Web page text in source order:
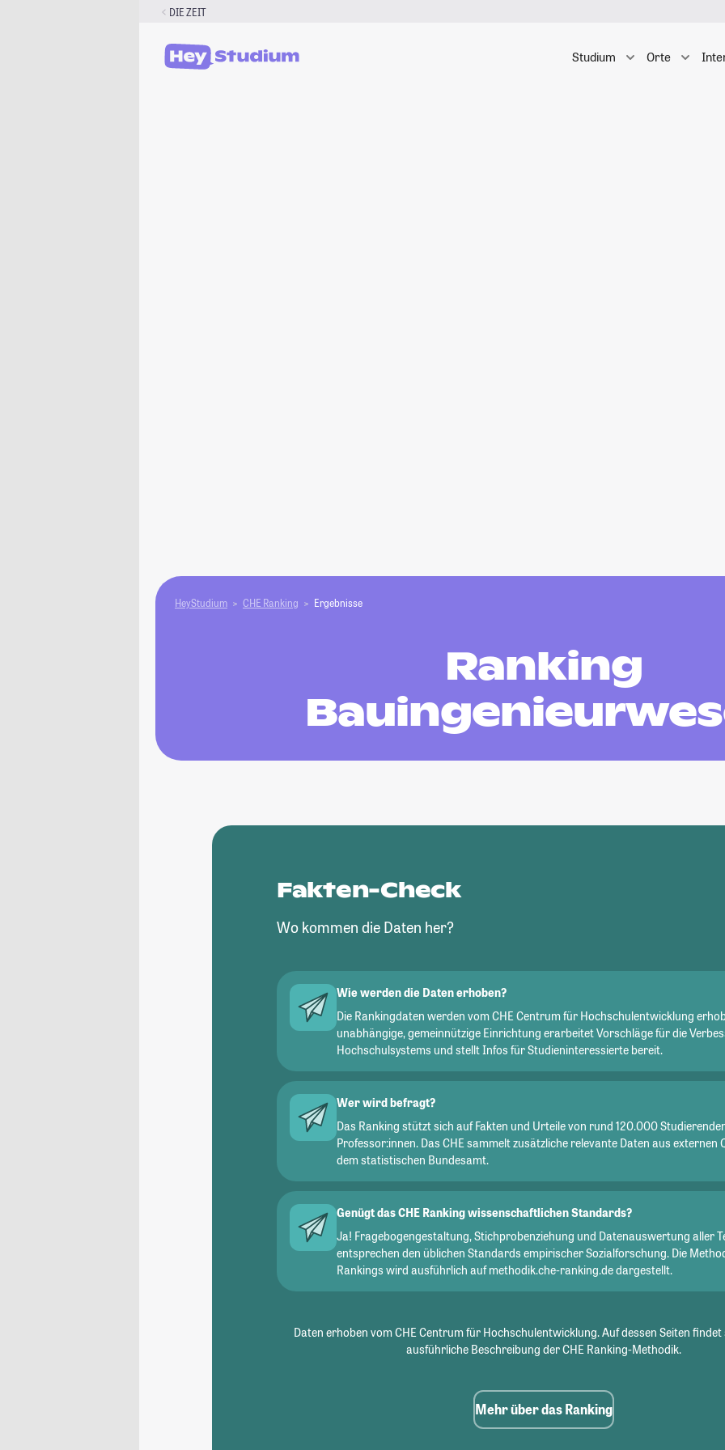
DIE ZEIT
Studium Orte
HeyStudium CHE Ranking Ergebnisse
Ranking
Fakten-Check
Wo kommen die Daten her?
Wie werden die Daten erhoben?
Die Rankingdaten werden vom CHE Centrum für Hochschulentwicklung
unabhängige, gemeinnützige Einrichtung erarbeitet Vorschläge für die
Hochschulsystems und stellt Infos für Studieninteressierte bereit.
Wer wird befragt?
Das Ranking stützt sich auf Fakten und Urteile von rund 120.000
Professor:innen. Das CHE sammelt zusätzliche relevante Daten aus externen
dem statistischen Bundesamt.
Genügt das CHE Ranking wissenschaftlichen Standards?
Ja! Fragebogengestaltung, Stichprobenziehung und Datenauswertung aller
entsprechen den üblichen Standards empirischer Sozialforschung. Die
Rankings wird ausführlich auf methodik.che-ranking.de dargestellt.
Daten erhoben vom CHE Centrum für Hochschulentwicklung. Auf dessen Seiten findet
ausführliche Beschreibung der CHE Ranking-Methodik.
Mehr über das Ranking